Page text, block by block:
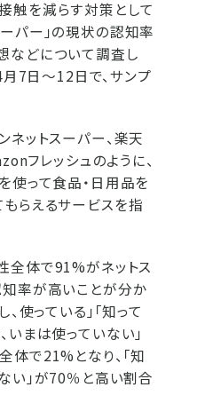
触を減らす対策として
パー」の現状の認知率
などについて調査し
7日〜12日で、サンプ
ネットスーパー、楽天
フレッシュのように、
使って食品・日用品を
らえるサービスを指
全体で91%がネットス
知率が高いことが分か
、使っている」「知って
いまは使っていない」
体で21%となり、「知
い」が70％と高い割合